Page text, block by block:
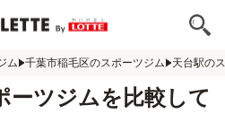
ム 千葉市稲毛区のスポーツジム 天台駅の
ーツジムを比較して